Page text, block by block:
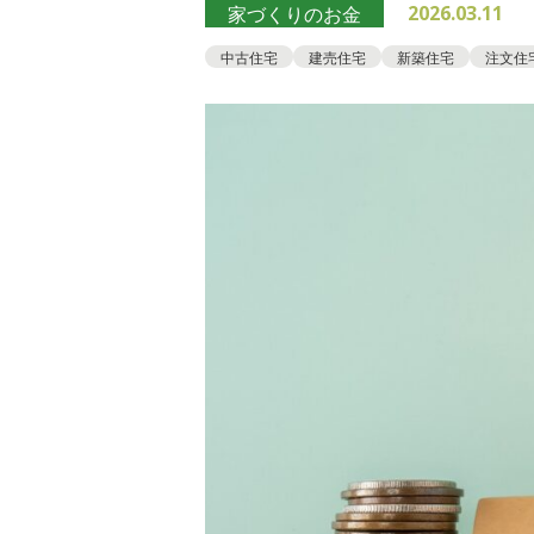
家づくりのお金 2026.03.11
中古住宅 建売住宅 新築住宅 注文住